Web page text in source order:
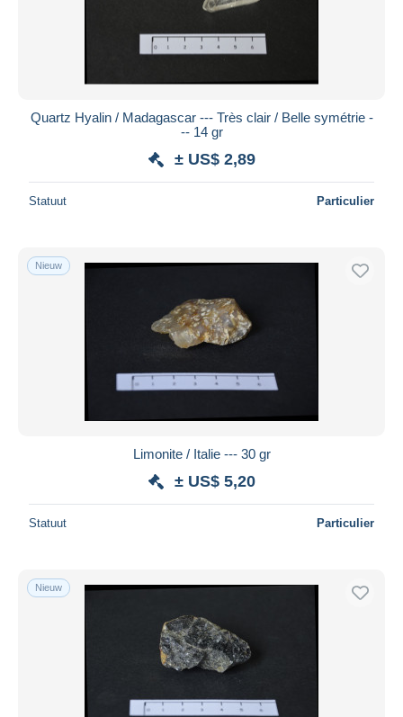
Quartz Hyalin / Madagascar --- Très clair / Belle symétrie -
-- 14 gr
± US$ 2,89
Statuut Particulier
Nieuw
Limonite / Italie --- 30 gr
± US$ 5,20
Statuut Particulier
Nieuw